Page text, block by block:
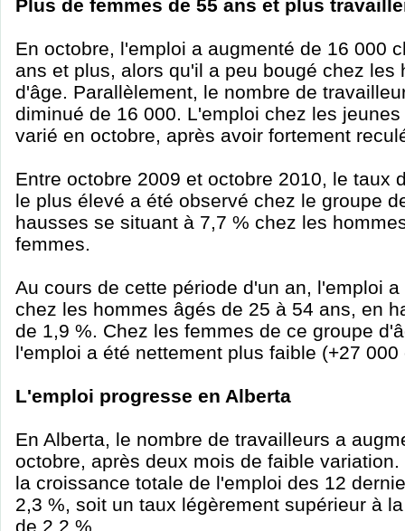
Plus de femmes de 55 ans et plus
En octobre, l'emploi a augmenté de 16 000
ans et plus, alors qu'il a peu bougé chez les
d'âge. Parallèlement, le nombre de
diminué de 16 000. L'emploi chez les
varié en octobre, après avoir fortement
Entre octobre 2009 et octobre 2010, le taux
le plus élevé a été observé chez le groupe
hausses se situant à 7,7 % chez les
femmes.
Au cours de cette période d'un an, l'emploi
chez les hommes âgés de 25 à 54 ans, en
de 1,9 %. Chez les femmes de ce groupe
l'emploi a été nettement plus faible (+27 000
L'emploi progresse en Alberta
En Alberta, le nombre de travailleurs a
octobre, après deux mois de faible
la croissance totale de l'emploi des 12
2,3 %, soit un taux légèrement supérieur à
de 2,2 %.